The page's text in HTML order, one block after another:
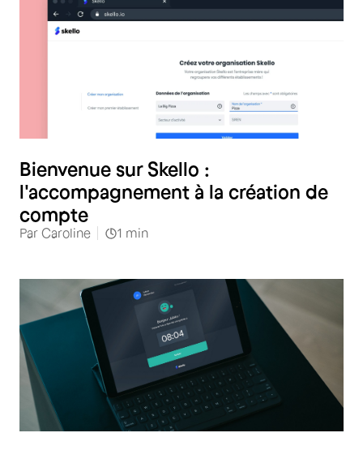
Bienvenue sur Skello :
l'accompagnement à la création de
compte
Par Caroline 1 min